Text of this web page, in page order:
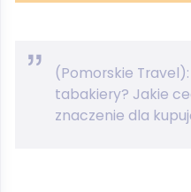
(Pomorskie
tabakiery? Jakie
znaczenie dla